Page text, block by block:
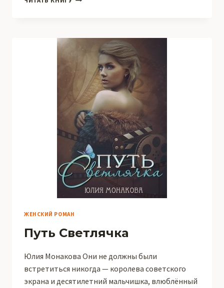
ЖЕНСКИЙ РОМАН
Путь Светлячка
Юлия Монакова Они не должны были
встретиться никогда — королева советского
экрана и десятилетний мальчишка, влюблённый